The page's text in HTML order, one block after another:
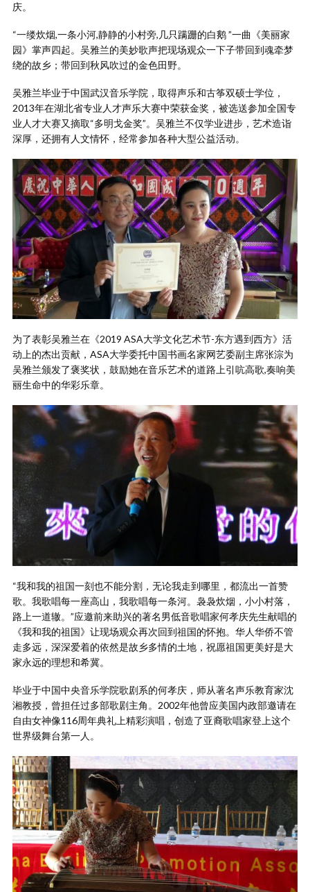
庆。
“一缕炊烟,一条小河,静静的小村旁,几只蹒跚的白鹅 ”一曲《美丽家
园》掌声四起。吴雅兰的美妙歌声把现场观众一下子带回到魂牵梦
绕的故乡；带回到秋风吹过的金色田野。
吴雅兰毕业于中国武汉音乐学院，取得声乐和古筝双硕士学位，
2013年在湖北省专业人才声乐大赛中荣获金奖，被选送参加全国专
业人才大赛又摘取“多明戈金奖”。吴雅兰不仅学业进步，艺术造诣
深厚，还拥有人文情怀，经常参加各种大型公益活动。
为了表彰吴雅兰在《2019 ASA大学文化艺术节-东方遇到西方》活
动上的杰出贡献，ASA大学委托中国书画名家网艺委副主席张淙为
吴雅兰颁发了褒奖状，鼓励她在音乐艺术的道路上引吭高歌,奏响美
丽生命中的华彩乐章。
“我和我的祖国一刻也不能分割，无论我走到哪里，都流出一首赞
歌。我歌唱每一座高山，我歌唱每一条河。袅袅炊烟，小小村落，
路上一道辙。”应邀前来助兴的著名男低音歌唱家何孝庆先生献唱的
《我和我的祖国》让现场观众再次回到祖国的怀抱。华人华侨不管
走多远，深深爱着的依然是故乡多情的土地，祝愿祖国更美好是大
家永远的理想和希冀。
毕业于中国中央音乐学院歌剧系的何孝庆，师从著名声乐教育家沈
湘教授，曾担任过多部歌剧主角。2002年他曾应美国内政部邀请在
自由女神像116周年典礼上精彩演唱，创造了亚裔歌唱家登上这个
世界级舞台第一人。